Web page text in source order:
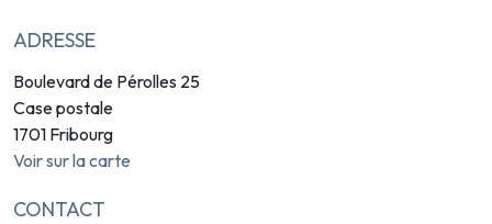
ADRESSE
Boulevard de Pérolles 25
Case postale
1701 Fribourg
Voir sur la carte
CONTACT